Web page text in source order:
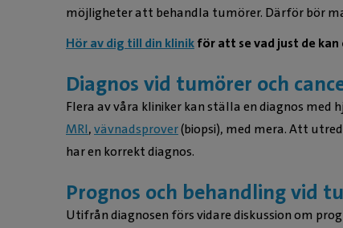
möjligheter att behandla tumörer. Därför bör
Hör av dig till din klinikför att se vad just de
Diagnos vid tumörer och
Flera av våra kliniker kan ställa en diagnos med
MRI,vävnadsprover(biopsi), med mera. Att
har en korrekt diagnos.
Prognos och behandling vid
Utifrån diagnosen förs vidare diskussion om